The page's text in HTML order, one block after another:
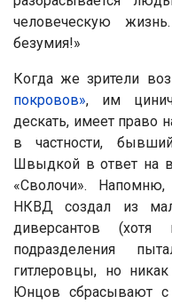
человеческую
безумия!»
Когда же зрители
покровов», им
дескать, имеет право
в частности,
Швыдкой в ответ на
«Сволочи».
НКВД создал из
диверсантов
подразделения
гитлеровцы, но
Юнцов сбрасывают